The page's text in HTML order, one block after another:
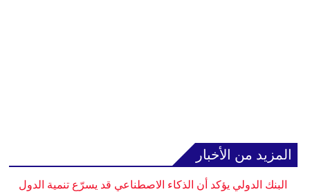
المزيد من الأخبار
البنك الدولي يؤكد أن الذكاء الاصطناعي قد يسرّع تنمية الدول